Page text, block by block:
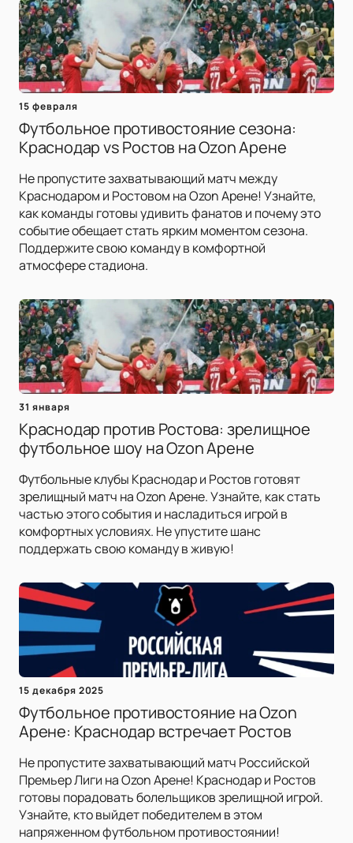
15 февраля
Футбольное противостояние сезона:
Краснодар vs Ростов на Ozon Арене
Не пропустите захватывающий матч между
Краснодаром и Ростовом на Ozon Арене! Узнайте,
как команды готовы удивить фанатов и почему это
событие обещает стать ярким моментом сезона.
Поддержите свою команду в комфортной
атмосфере стадиона.
31 января
Краснодар против Ростова: зрелищное
футбольное шоу на Ozon Арене
Футбольные клубы Краснодар и Ростов готовят
зрелищный матч на Ozon Арене. Узнайте, как стать
частью этого события и насладиться игрой в
комфортных условиях. Не упустите шанс
поддержать свою команду в живую!
15 декабря 2025
Футбольное противостояние на Ozon
Арене: Краснодар встречает Ростов
Не пропустите захватывающий матч Российской
Премьер Лиги на Ozon Арене! Краснодар и Ростов
готовы порадовать болельщиков зрелищной игрой.
Узнайте, кто выйдет победителем в этом
напряженном футбольном противостоянии!